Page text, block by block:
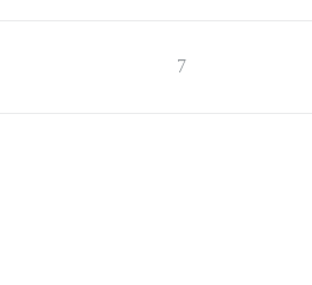
7